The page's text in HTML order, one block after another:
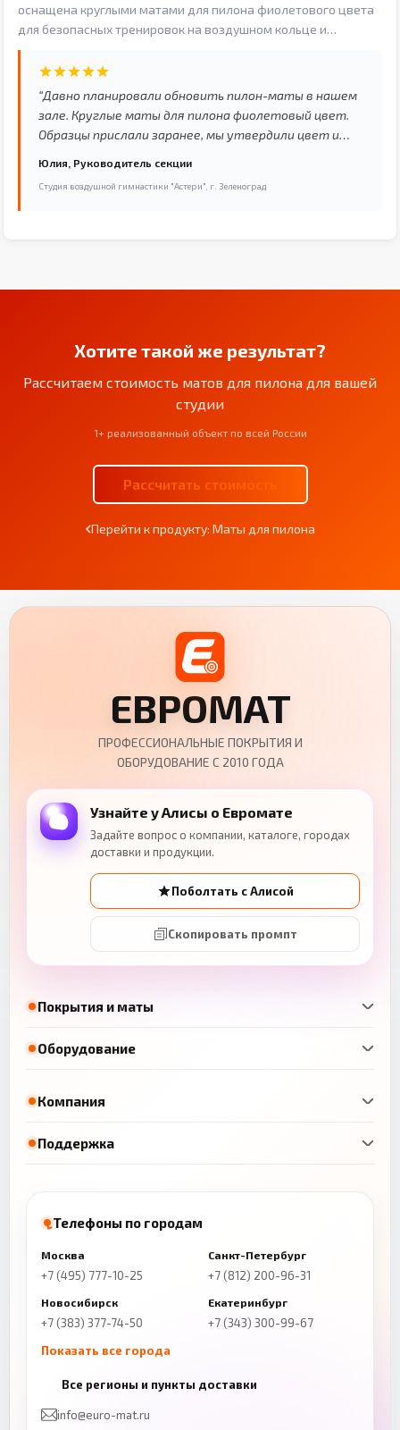
оснащена круглыми матами для пилона фиолетового цвета
для безопасных тренировок на воздушном кольце и
полотнах.
“Давно планировали обновить пилон-маты в нашем
зале. Круглые маты для пилона фиолетовый цвет.
Образцы прислали заранее, мы утвердили цвет и
соответствовала. Спортсмены сразу оценили
комфорт и безопасность. Довольны покупкой.”
Юлия, Руководитель секции
Студия воздушной гимнастики "Астери", г. Зеленоград
Хотите такой же результат?
Рассчитаем стоимость матов для пилона для вашей
студии
1+ реализованный объект по всей России
Рассчитать стоимость
Перейти к продукту: Маты для пилона
Покрытия и маты
Оборудование
ЕВРОМАТ
ПРОФЕССИОНАЛЬНЫЕ ПОКРЫТИЯ И
ОБОРУДОВАНИЕ С 2010 ГОДА
Узнайте у Алисы о Евромате
Задайте вопрос о компании, каталоге, городах
доставки и продукции.
Поболтать с Алисой
Скопировать промпт
Компания
Поддержка
Телефоны по городам
Москва
+7 (495) 777-10-25
Санкт-Петербург
+7 (812) 200-96-31
Новосибирск
+7 (383) 377-74-50
Екатеринбург
+7 (343) 300-99-67
Показать все города
+7 (843) 206-01-30
Челябинск
Все регионы и пункты доставки
info@euro-mat.ru